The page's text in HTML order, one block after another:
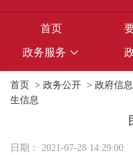
首页
政务服务
首页 > 政务公开 > 政府信
生信息
日期： 2021-07-28 14:29:00